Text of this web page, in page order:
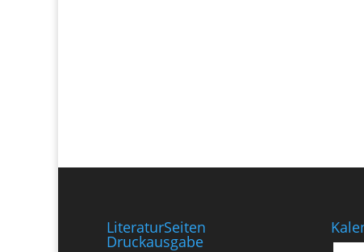
LiteraturSeiten
Druckausgabe